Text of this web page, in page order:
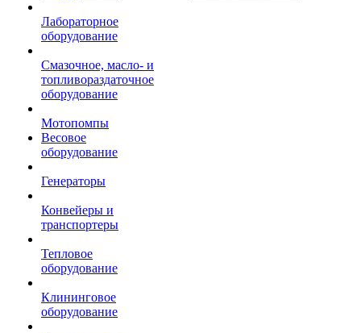
Лабораторное
оборудование
Смазочное, масло- и
топливораздаточное
оборудование
Мотопомпы
Весовое
оборудование
Генераторы
Конвейеры и
транспортеры
Тепловое
оборудование
Клининговое
оборудование